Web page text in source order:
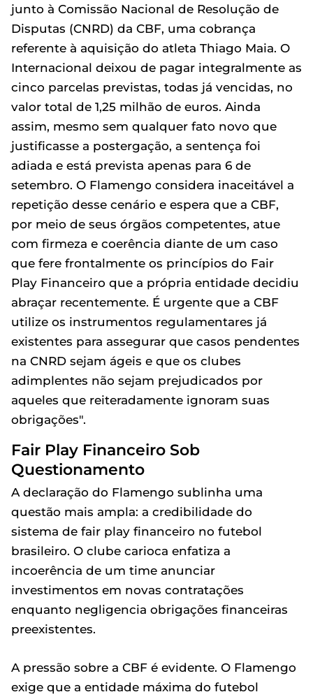
junto à Comissão Nacional de Resolução de
Disputas (CNRD) da CBF, uma cobrança
referente à aquisição do atleta Thiago Maia. O
Internacional deixou de pagar integralmente as
cinco parcelas previstas, todas já vencidas, no
valor total de 1,25 milhão de euros. Ainda
assim, mesmo sem qualquer fato novo que
justificasse a postergação, a sentença foi
adiada e está prevista apenas para 6 de
setembro. O Flamengo considera inaceitável a
repetição desse cenário e espera que a CBF,
por meio de seus órgãos competentes, atue
com firmeza e coerência diante de um caso
que fere frontalmente os princípios do Fair
Play Financeiro que a própria entidade decidiu
abraçar recentemente. É urgente que a CBF
utilize os instrumentos regulamentares já
existentes para assegurar que casos pendentes
na CNRD sejam ágeis e que os clubes
adimplentes não sejam prejudicados por
aqueles que reiteradamente ignoram suas
obrigações".
Fair Play Financeiro Sob
Questionamento
A declaração do Flamengo sublinha uma
questão mais ampla: a credibilidade do
sistema de fair play financeiro no futebol
brasileiro. O clube carioca enfatiza a
incoerência de um time anunciar
investimentos em novas contratações
enquanto negligencia obrigações financeiras
preexistentes.
A pressão sobre a CBF é evidente. O Flamengo
exige que a entidade máxima do futebol